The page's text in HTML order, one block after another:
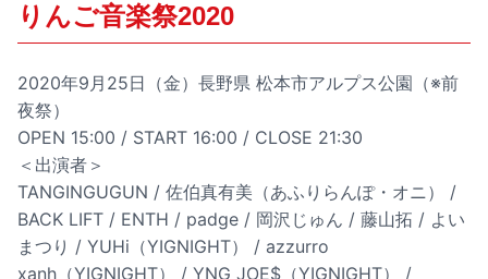
りんご音楽祭2020
2020年9月25日（金）長野県 松本市アルプス公園（※前
夜祭）
OPEN 15:00 / START 16:00 / CLOSE 21:30
＜出演者＞
TANGINGUGUN / 佐伯真有美（あふりらんぽ・オニ） /
BACK LIFT / ENTH / padge / 岡沢じゅん / 藤山拓 / よい
まつり / YUHi（YIGNIGHT） / azzurro
xanh（YIGNIGHT） / YNG JOE$（YIGNIGHT） /